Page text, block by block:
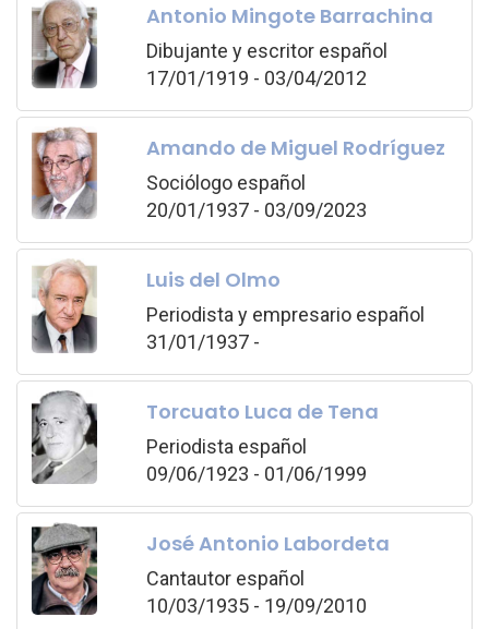
Antonio Mingote Barrachina
Dibujante y escritor español
17/01/1919 - 03/04/2012
Amando de Miguel Rodríguez
Sociólogo español
20/01/1937 - 03/09/2023
Luis del Olmo
Periodista y empresario español
31/01/1937 -
Torcuato Luca de Tena
Periodista español
09/06/1923 - 01/06/1999
José Antonio Labordeta
Cantautor español
10/03/1935 - 19/09/2010